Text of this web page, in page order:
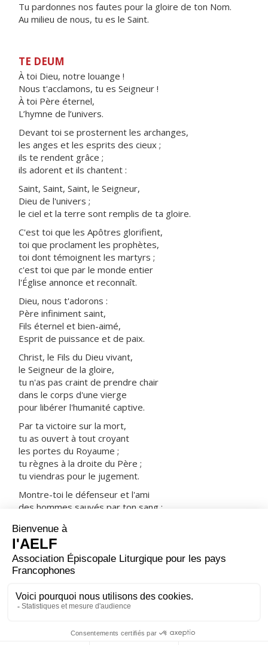
Tu pardonnes nos fautes pour la gloire de ton Nom.
Au milieu de nous, tu es le Saint.
TE DEUM
À toi Dieu, notre louange !
Nous t'acclamons, tu es Seigneur !
À toi Père éternel,
L’hymne de l’univers.
Devant toi se prosternent les archanges,
les anges et les esprits des cieux ;
ils te rendent grâce ;
ils adorent et ils chantent :
Saint, Saint, Saint, le Seigneur,
Dieu de l'univers ;
le ciel et la terre sont remplis de ta gloire.
C'est toi que les Apôtres glorifient,
toi que proclament les prophètes,
toi dont témoignent les martyrs ;
c'est toi que par le monde entier
l'Église annonce et reconnaît.
Dieu, nous t'adorons :
Père infiniment saint,
Fils éternel et bien-aimé,
Esprit de puissance et de paix.
Christ, le Fils du Dieu vivant,
le Seigneur de la gloire,
tu n'as pas craint de prendre chair
dans le corps d'une vierge
pour libérer l'humanité captive.
Par ta victoire sur la mort,
tu as ouvert à tout croyant
les portes du Royaume ;
tu règnes à la droite du Père ;
tu viendras pour le jugement.
Montre-toi le défenseur et l'ami
des hommes sauvés par ton sang :
dans ta joie et dans ta lumière.
ORAISON
Dieu éternel et tout-puissant, toi que nous pouvons
l'esprit filial, afin que nous soyons capables d'entrer un
jour dans l'héritage qui nous est promis.